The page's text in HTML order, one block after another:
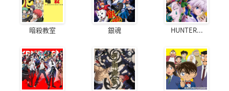
暗殺教室 銀魂 HUNTER...